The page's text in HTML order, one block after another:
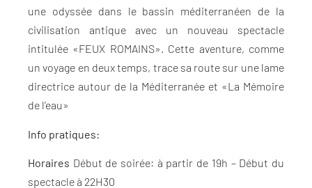
une odyssée dans le bassin méditerranéen de la
civilisation antique avec un nouveau spectacle
intitulée «FEUX ROMAINS». Cette aventure, comme
un voyage en deux temps, trace sa route sur une lame
directrice autour de la Méditerranée et «La Mémoire
de l’eau»
Info pratiques:
Horaires Début de soirée: à partir de 19h – Début du
spectacle à 22H30